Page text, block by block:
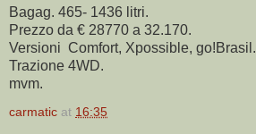
Bagag. 465- 1436 litri.
Prezzo da € 28770 a 32.170.
Versioni Comfort, Xpossible, go!Brasil.
Trazione 4WD.
mvm.
carmatic at 16:35